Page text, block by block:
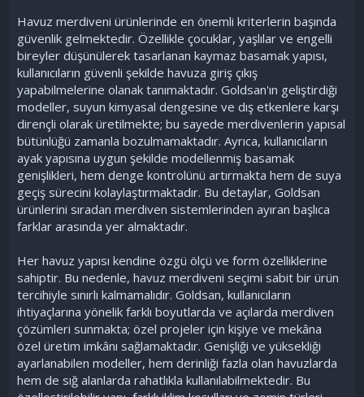
Havuz merdiveni ürünlerinde en önemli kriterlerin başında
güvenlik gelmektedir. Özellikle çocuklar, yaşlılar ve engelli
bireyler düşünülerek tasarlanan kaymaz basamak yapısı,
kullanıcıların güvenli şekilde havuza giriş çıkış
yapabilmelerine olanak tanımaktadır. Goldsan'ın geliştirdiği
modeller, suyun kimyasal dengesine ve dış etkenlere karşı
dirençli olarak üretilmekte; bu sayede merdivenlerin yapısal
bütünlüğü zamanla bozulmamaktadır. Ayrıca, kullanıcıların
ayak yapısına uygun şekilde modellenmiş basamak
genişlikleri, hem denge kontrolünü artırmakta hem de suya
geçiş sürecini kolaylaştırmaktadır. Bu detaylar, Goldsan
ürünlerini sıradan merdiven sistemlerinden ayıran başlıca
farklar arasında yer almaktadır.
Her havuz yapısı kendine özgü ölçü ve form özelliklerine
sahiptir. Bu nedenle, havuz merdiveni seçimi sabit bir ürün
tercihiyle sınırlı kalmamalıdır. Goldsan, kullanıcıların
ihtiyaçlarına yönelik farklı boyutlarda ve açılarda merdiven
çözümleri sunmakta; özel projeler için kişiye ve mekâna
özel üretim imkânı sağlamaktadır. Genişliği ve yüksekliği
ayarlanabilen modeller, hem derinliği fazla olan havuzlarda
hem de sığ alanlarda rahatlıkla kullanılabilmektedir. Bu